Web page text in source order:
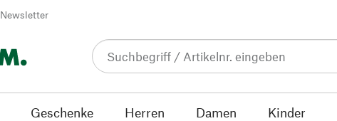
Newsletter
Geschenke Herren Damen Kinder